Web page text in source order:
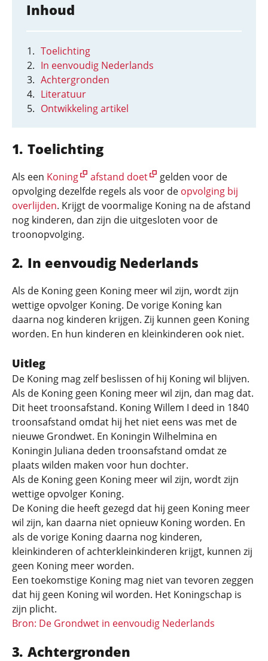
Inhoud
Toelichting
In eenvoudig Nederlands
Achtergronden
Literatuur
Ontwikkeling artikel
Toelichting
Als een Koning afstand doet
gelden voor de
opvolging dezelfde regels als voor de opvolging bij
overlijden. Krijgt de voormalige Koning na de afstand
nog kinderen, dan zijn die uitgesloten voor de
troonopvolging.
In eenvoudig Nederlands
Als de Koning geen Koning meer wil zijn, wordt zijn
wettige opvolger Koning. De vorige Koning kan
daarna nog kinderen krijgen. Zij kunnen geen Koning
worden. En hun kinderen en kleinkinderen ook niet.
Uitleg
De Koning mag zelf beslissen of hij Koning wil blijven.
Als de Koning geen Koning meer wil zijn, dan mag dat.
Dit heet troonsafstand. Koning Willem I deed in 1840
troonsafstand omdat hij het niet eens was met de
nieuwe Grondwet. En Koningin Wilhelmina en
Koningin Juliana deden troonsafstand omdat ze
plaats wilden maken voor hun dochter.
Als de Koning geen Koning meer wil zijn, wordt zijn
wettige opvolger Koning.
De Koning die heeft gezegd dat hij geen Koning meer
wil zijn, kan daarna niet opnieuw Koning worden. En
als de vorige Koning daarna nog kinderen,
kleinkinderen of achterkleinkinderen krijgt, kunnen zij
geen Koning meer worden.
Een toekomstige Koning mag niet van tevoren zeggen
dat hij geen Koning wil worden. Het Koningschap is
zijn plicht.
Bron: De Grondwet in eenvoudig Nederlands
Achtergronden